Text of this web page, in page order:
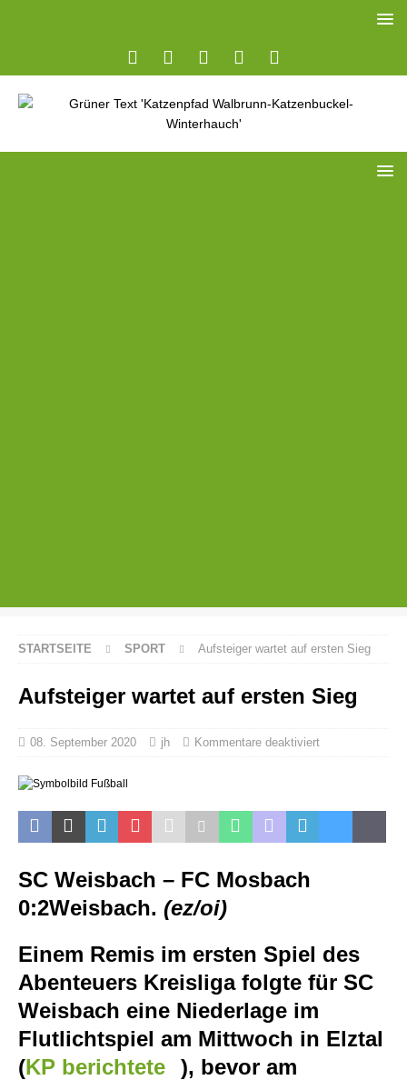
STARTSEITE SPORT Aufsteiger wartet auf ersten Sieg
Aufsteiger wartet auf ersten Sieg
08. September 2020 jh Kommentare deaktiviert
SC Weisbach – FC Mosbach
0:2Weisbach. (ez/oi)
Einem Remis im ersten Spiel des
Abenteuers Kreisliga folgte für SC
Weisbach eine Niederlage im
Flutlichtspiel am Mittwoch in Elztal
(KP berichtete
), bevor am